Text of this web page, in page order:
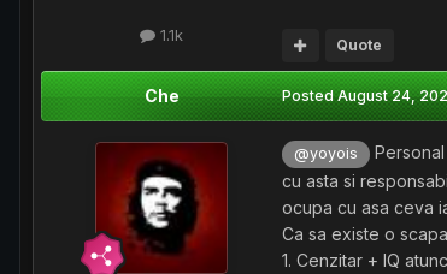
1.1k
Quote
Che PostedAugust 24,
@yoyois
cu asta si
ocupa cu asa ceva
Ca sa existe o
1. Cenzitar + IQ